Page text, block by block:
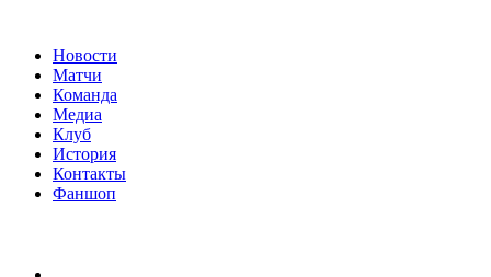
Новости
Матчи
Команда
Медиа
Клуб
История
Контакты
Фаншоп